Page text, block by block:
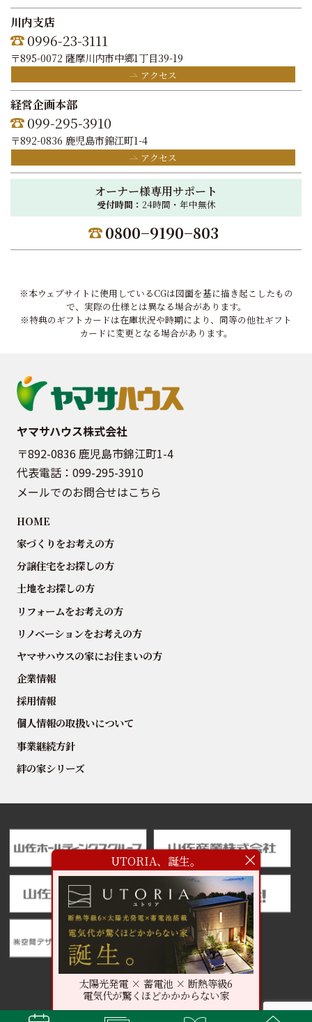
川内支店
0996-23-3111
〒895-0072 薩摩川内市中郷1丁目39-19
アクセス
経営企画本部
099-295-3910
〒892-0836 鹿児島市錦江町1-4
アクセス
オーナー様専用サポート
受付時間： 24時間・年中無休
0800−9190−803
※本ウェブサイトに使用しているCGは図面を基に描き起こしたもの
で、実際の仕様とは異なる場合があります。
※特典のギフトカードは在庫状況や時期により、同等の他社ギフト
カードに変更となる場合があります。
ヤマサハウス株式会社
〒892-0836 鹿児島市錦江町1-4
代表電話： 099-295-3910
メールでのお問合せはこちら
HOME
家づくりをお考えの方
分譲住宅をお探しの方
土地をお探しの方
リフォームをお考えの方
リノベーションをお考えの方
ヤマサハウスの家にお住まいの方
企業情報
採用情報
個人情報の取扱いについて
事業継続方針
絆の家シリーズ
UTORIA、誕生。
太陽光発電 × 蓄電池 × 断熱等級6
電気代が驚くほどかかからない家